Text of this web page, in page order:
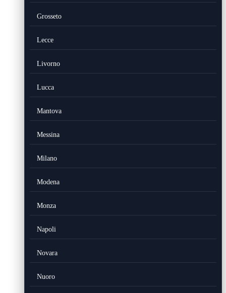
Grosseto
Lecce
Livorno
Lucca
Mantova
Messina
Milano
Modena
Monza
Napoli
Novara
Nuoro